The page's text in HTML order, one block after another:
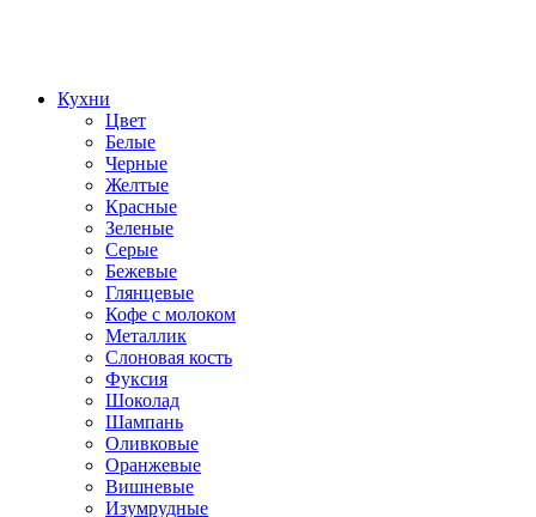
Кухни
Цвет
Белые
Черные
Желтые
Красные
Зеленые
Серые
Бежевые
Глянцевые
Кофе с молоком
Металлик
Слоновая кость
Фуксия
Шоколад
Шампань
Оливковые
Оранжевые
Вишневые
Изумрудные